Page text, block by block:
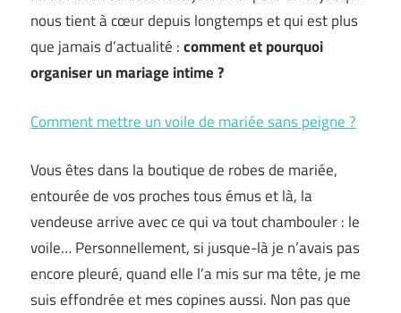
nous tient à cœur depuis longtemps et qui est plus
que jamais d’actualité :comment et pourquoi
organiser un mariage intime ?
Comment mettre un voile de mariée sans peigne ?
Vous êtes dans la boutique de robes de mariée,
entourée de vos proches tous émus et là, la
vendeuse arrive avec ce qui va tout chambouler : le
voile… Personnellement, si jusque-là je n’avais pas
encore pleuré, quand elle l’a mis sur ma tête, je me
suis effondrée et mes copines aussi. Non pas que